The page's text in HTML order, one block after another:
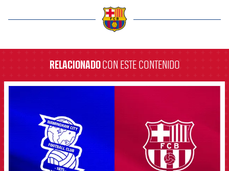
RELACIONADOCON ESTE CONTENIDO